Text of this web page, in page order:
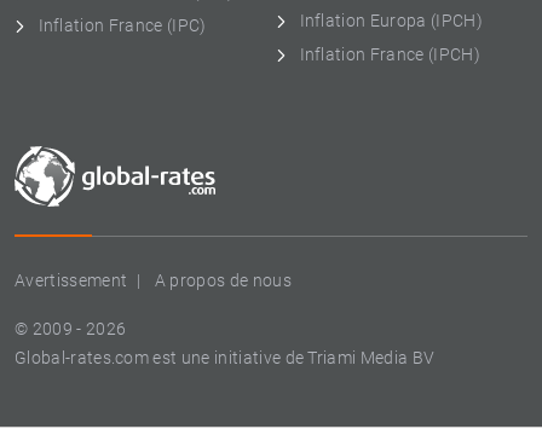
Avertissement A propos de nous
© 2009 - 2026
Global-rates.com est une initiative de Triami Media BV
Inflation France (IPC)
Inflation Europa (IPCH)
Inflation France (IPCH)